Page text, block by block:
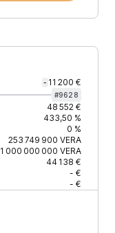
- 11 200 €
#9628
48 552 €
433,50 %
0 %
253 749 900 VERA
1 000 000 000 VERA
44 138 €
- €
- €